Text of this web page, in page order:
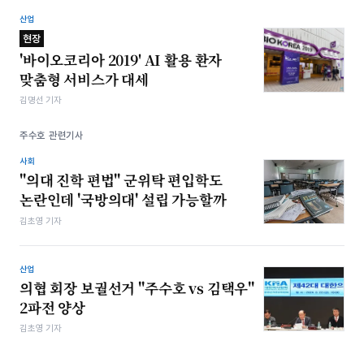
산업
현장
'바이오코리아 2019' AI 활용 환자
맞춤형 서비스가 대세
김명선 기자
주수호 관련기사
사회
"의대 진학 편법" 군위탁 편입학도
논란인데 '국방의대' 설립 가능할까
김초영 기자
산업
의협 회장 보궐선거 "주수호 vs 김택우"
2파전 양상
김초영 기자